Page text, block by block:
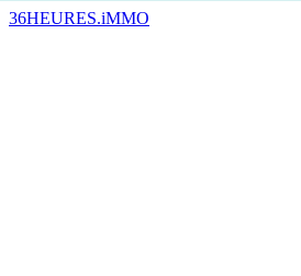
36HEURES.iMMO